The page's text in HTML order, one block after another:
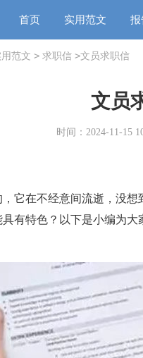
首页 实用范文 报
用范文 > 求职信 >文员求职信
文员
时间：2024-11-15
在不经意间流逝，没想
有特色？以下是小编为